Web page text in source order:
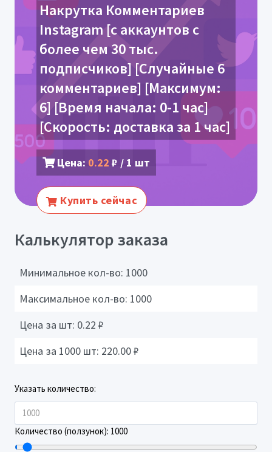
Накрутка Комментариев
Instagram [с аккаунтов с
более чем 30 тыс.
подписчиков] [Случайные 6
комментариев] [Максимум:
6] [Время начала: 0-1 час]
[Скорость: доставка за 1 час]
Цена: 0.22 ₽ / 1 шт
Купить сейчас
Калькулятор заказа
Минимальное кол-во: 1000
Максимальное кол-во: 1000
Цена за шт: 0.22 ₽
Цена за 1000 шт: 220.00₽
Указать количество:
Количество (ползунок): 1000